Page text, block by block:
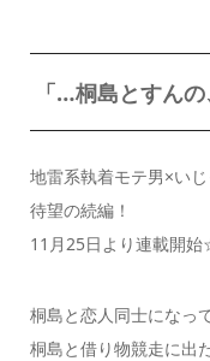
「…桐島とすんの
地雷系執着モテ男×い
待望の続編！
11月25日より連載開
桐島と恋人同士になっ
桐島と借り物競走に出